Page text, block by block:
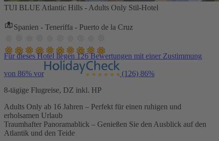
TUI BLUE Atlantic Hills - Adults Only Stil-Hotel
Spanien - Teneriffa - Puerto de la Cruz
Für dieses Hotel liegen 126 Bewertungen mit einer Zustimmung
von 86% vor (126) 86%
8-tägige Flugreise, DZ inkl. HP
Adults Only ab 16 Jahren – Perfekt für einen ruhigen und
erholsamen Urlaub
Traumhafter Panoramablick – Genießen Sie den Ausblick auf den
Atlantik und den Teide